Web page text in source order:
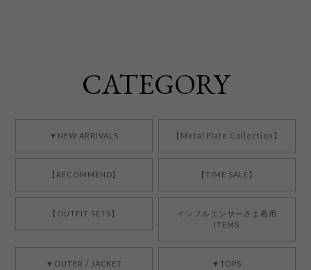
CATEGORY
▼NEW ARRIVALS 【Metal Plate Collection】
【RECOMMEND】 【TIME SALE】
【OUTFIT SETS】
インフルエンサーさま着用
ITEMS
▼OUTER / JACKET ▼TOPS